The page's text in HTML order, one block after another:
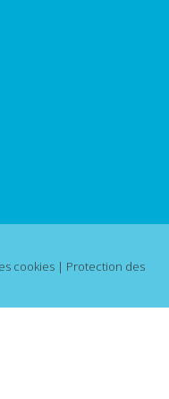
cookies | Protection des